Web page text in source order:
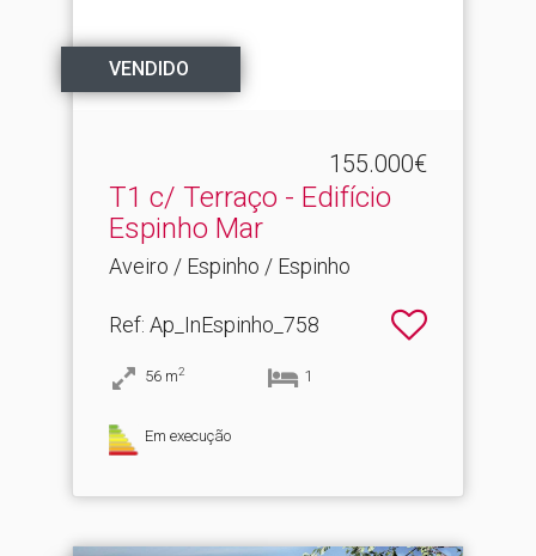
VENDIDO
155.000€
T1 c/ Terraço - Edifício
Espinho Mar
Aveiro / Espinho / Espinho
Ref: Ap_InEspinho_758
56 m2 1
Em execução